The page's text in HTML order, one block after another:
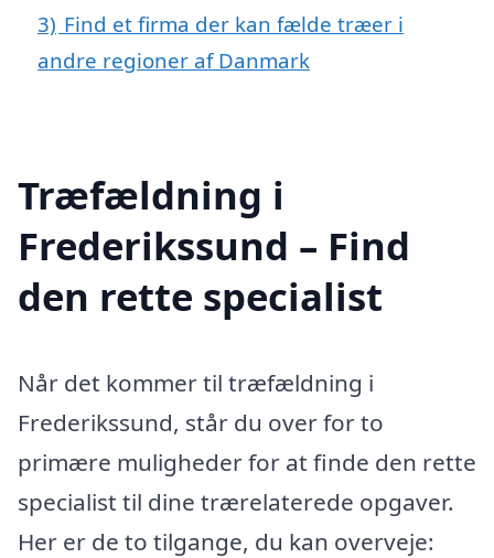
3) Find et firma der kan fælde træer i
andre regioner af Danmark
Træfældning i
Frederikssund – Find
den rette specialist
Når det kommer til træfældning i
Frederikssund, står du over for to
primære muligheder for at finde den rette
specialist til dine trærelaterede opgaver.
Her er de to tilgange, du kan overveje: